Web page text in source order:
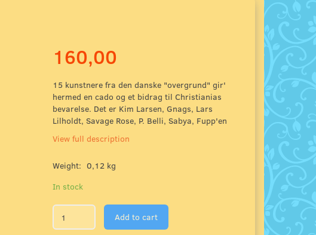
160,00
15 kunstnere fra den danske "overgrund" gir'
hermed en cado og et bidrag til Christianias
bevarelse. Det er Kim Larsen, Gnags, Lars
Lilholdt, Savage Rose, P. Belli, Sabya, Fupp'en
View full description
Weight: 0,12 kg
In stock
Add to cart